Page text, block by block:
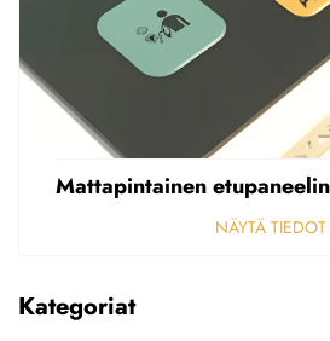
NÄYTÄ TIEDOT
Kategoriat